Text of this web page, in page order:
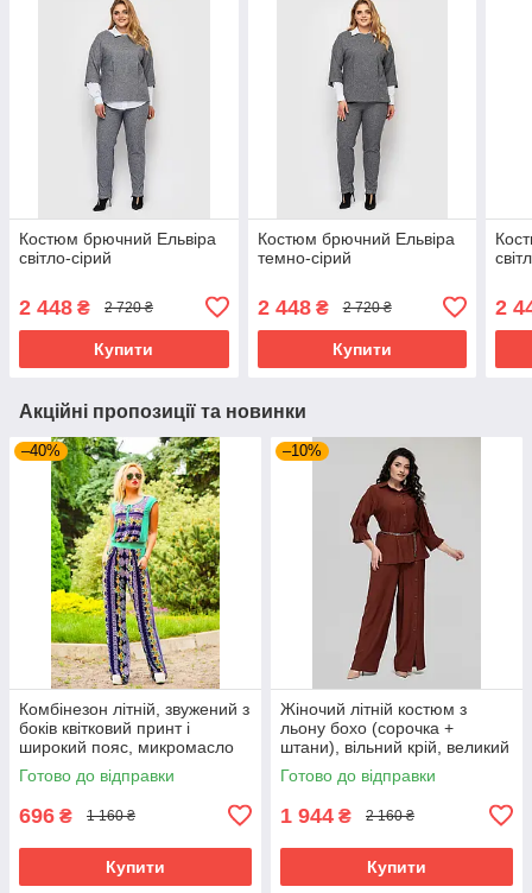
Костюм брючний Ельвіра
світло-сірий
2 448 ₴ 2 720 ₴
Купити
Костюм брючний Ельвіра
темно-сірий
2 448₴ 2 720 ₴
Купити
2
Акційні пропозиції та новинки
–40%
Комбінезон літній, звужений з
боків квітковий принт і
широкий пояс, микромасло
Готово до відправки
696 ₴ 1 160 ₴
Купити
–10%
Жіночий літній костюм з
льону бохо (сорочка +
штани), вільний крій, великий
розмір 52 кориця
Готово до відправки
1 944 ₴ 2 160 ₴
Купити